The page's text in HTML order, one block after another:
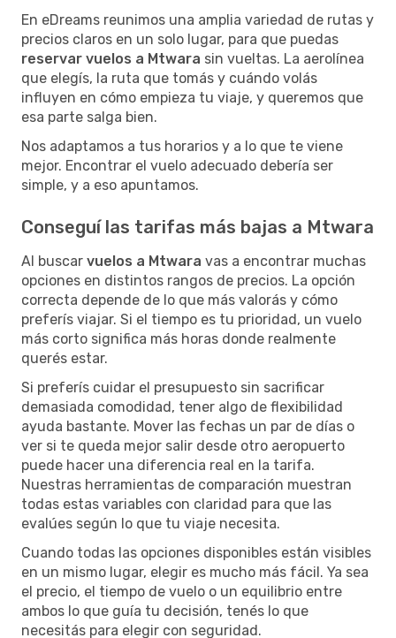
En eDreams reunimos una amplia variedad de rutas y
precios claros en un solo lugar, para que puedas
reservar vuelos a Mtwara sin vueltas. La aerolínea
que elegís, la ruta que tomás y cuándo volás
influyen en cómo empieza tu viaje, y queremos que
esa parte salga bien.
Nos adaptamos a tus horarios y a lo que te viene
mejor. Encontrar el vuelo adecuado debería ser
simple, y a eso apuntamos.
Conseguí las tarifas más bajas a Mtwara
Al buscar vuelos a Mtwara vas a encontrar muchas
opciones en distintos rangos de precios. La opción
correcta depende de lo que más valorás y cómo
preferís viajar. Si el tiempo es tu prioridad, un vuelo
más corto significa más horas donde realmente
querés estar.
Si preferís cuidar el presupuesto sin sacrificar
demasiada comodidad, tener algo de flexibilidad
ayuda bastante. Mover las fechas un par de días o
ver si te queda mejor salir desde otro aeropuerto
puede hacer una diferencia real en la tarifa.
Nuestras herramientas de comparación muestran
todas estas variables con claridad para que las
evalúes según lo que tu viaje necesita.
Cuando todas las opciones disponibles están visibles
en un mismo lugar, elegir es mucho más fácil. Ya sea
el precio, el tiempo de vuelo o un equilibrio entre
ambos lo que guía tu decisión, tenés lo que
necesitás para elegir con seguridad.